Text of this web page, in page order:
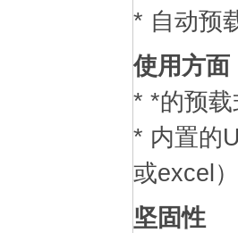
* 自动预
使用方面
* *的预
* 内置的
或excel
坚固性